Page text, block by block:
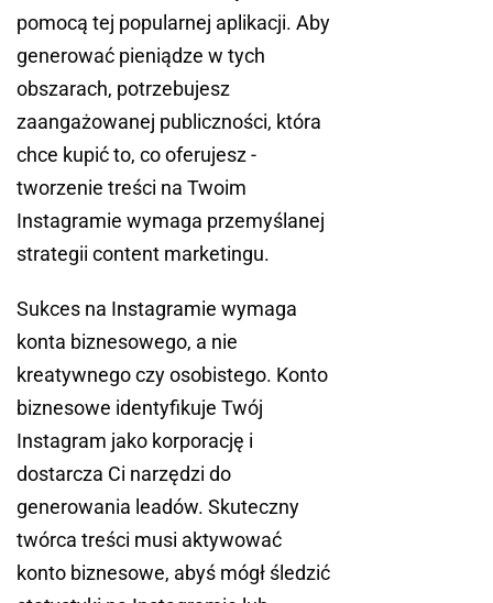
pomocą tej popularnej aplikacji. Aby
generować pieniądze w tych
obszarach, potrzebujesz
zaangażowanej publiczności, która
chce kupić to, co oferujesz -
tworzenie treści na Twoim
Instagramie wymaga przemyślanej
strategii content marketingu.
Sukces na Instagramie wymaga
konta biznesowego, a nie
kreatywnego czy osobistego. Konto
biznesowe identyfikuje Twój
Instagram jako korporację i
dostarcza Ci narzędzi do
generowania leadów. Skuteczny
twórca treści musi aktywować
konto biznesowe, abyś mógł śledzić